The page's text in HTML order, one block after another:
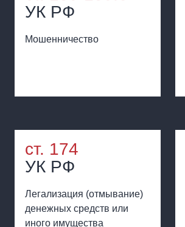
УК РФ
Мошенничество
ст. 174
УК РФ
Легализация (отмывание)
денежных средств или
иного имущества